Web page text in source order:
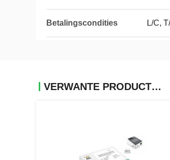
Betalingscondities L/C,
VERWANTE PRODUCTEN